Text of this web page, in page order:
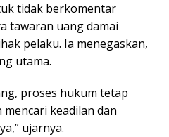
tidak berkomentar
tawaran uang damai
pelaku. Ia menegaskan,
utama.
proses hukum tetap
mencari keadilan dan
ujarnya.